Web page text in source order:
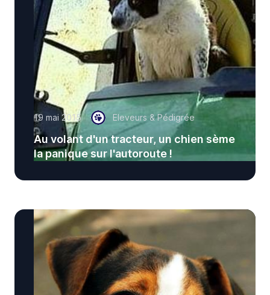
19 mai 2015 Eleveurs & Pédigrée
Au volant d'un tracteur, un chien sème
la panique sur l'autoroute !